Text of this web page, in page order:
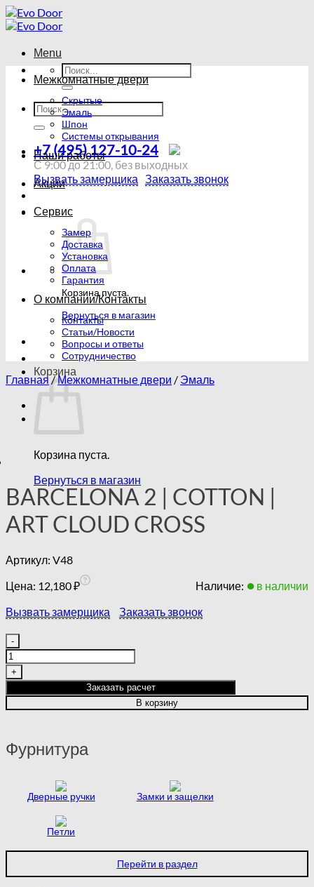
Skip
to
Menu
Искать:
Искать:
+7 (495) 127-10-24
С 9:00 до 21:00, без выходных
Вызвать замерщика Заказать звонок
Корзина пуста.
Вернуться в магазин
Корзина
Корзина пуста.
Вернуться в магазин
Межкомнатные двери
Скрытые
Эмаль
Шпон
Системы открывания
Наши работы
Акции
Сервис
Замер
Доставка
Установка
Оплата
Гарантия
О компании/Контакты
Контакты
Статьи/Новости
Вопросы и ответы
Сотрудничество
Главная/Межкомнатные двери / Эмаль
BARCELONA 2 | COTTON |
ART CLOUD CROSS
Артикул: V48
Цена: 12,180₽ Наличие:
в наличии
Вызвать замерщика
Заказать звонок
Количество
товара
BARCELONA
2
|
COTTON
CLOUD
CROSS
Заказать расчет
В корзину
Фурнитура
Дверные ручки Замки и защелки
Петли
Перейти в раздел